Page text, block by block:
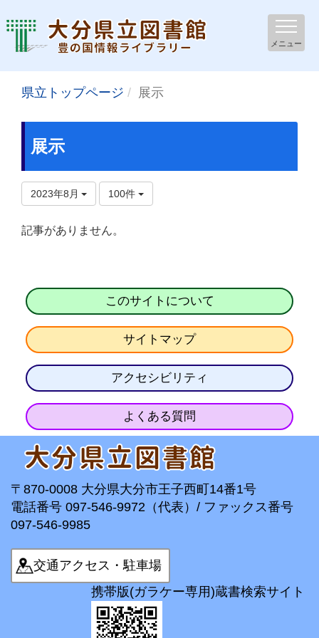
メニュー
県立トップページ 展示
展示
2023年8月 100件
記事がありません。
このサイトについて
サイトマップ
アクセシビリティ
よくある質問
〒870-0008 大分県大分市王子西町14番1号
電話番号 097-546-9972（代表）/ ファックス番号
097-546-9985
交通アクセス・駐車場
携帯版(ガラケー専用)蔵書検索サイト